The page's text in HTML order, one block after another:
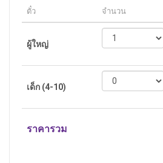
ตั๋ว จำนวน
ราคารวม
ผู้ใหญ่
เด็ก (4-10)